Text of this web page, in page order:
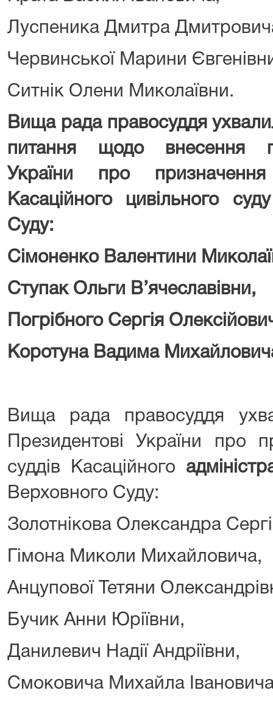
Луспеника Дмитра
Червинської Марини
Ситнік Олени Миколаївни.
Вища рада правосуддя
питання щодо внесення
України про
Касаційного цивільного
Суду:
Сімоненко Валентини
Ступак Ольги В’ячеславівни,
Погрібного Сергія
Коротуна Вадима
Вища рада правосуддя
Президентові України про
суддів Касаційного
Верховного Суду:
Золотнікова Олександра
Гімона Миколи Михайловича,
Анцупової Тетяни
Бучик Анни Юріївни,
Данилевич Надії Андріївни,
Смоковича Михайла